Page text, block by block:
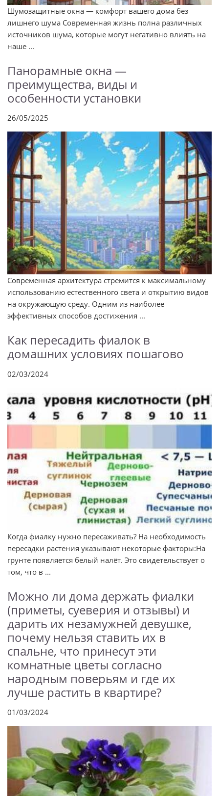
Шумозащитные окна — комфорт вашего дома без
лишнего шума Современная жизнь полна различных
источников шума, которые могут негативно влиять на
наше ...
Панорамные окна —
преимущества, виды и
особенности установки
26/05/2025
Современная архитектура стремится к максимальному
использованию естественного света и открытию видов
на окружающую среду. Одним из наиболее
эффективных способов достижения ...
Как пересадить фиалок в
домашних условиях пошагово
02/03/2024
Когда фиалку нужно пересаживать? На необходимость
пересадки растения указывают некоторые факторы:На
грунте появляется белый налёт. Это свидетельствует о
том, что в ...
Можно ли дома держать фиалки
(приметы, суеверия и отзывы) и
дарить их незамужней девушке,
почему нельзя ставить их в
спальне, что принесут эти
комнатные цветы согласно
народным поверьям и где их
лучше растить в квартире?
01/03/2024